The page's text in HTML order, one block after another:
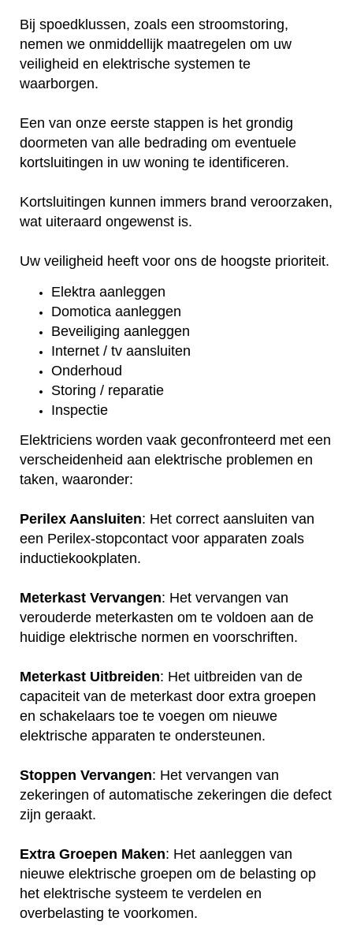
Bij spoedklussen, zoals een stroomstoring,
nemen we onmiddellijk maatregelen om uw
veiligheid en elektrische systemen te
waarborgen.
Een van onze eerste stappen is het grondig
doormeten van alle bedrading om eventuele
kortsluitingen in uw woning te identificeren.
Kortsluitingen kunnen immers brand veroorzaken,
wat uiteraard ongewenst is.
Uw veiligheid heeft voor ons de hoogste prioriteit.
Elektra aanleggen
Domotica aanleggen
Beveiliging aanleggen
Internet / tv aansluiten
Onderhoud
Storing / reparatie
Inspectie
Elektriciens worden vaak geconfronteerd met een
verscheidenheid aan elektrische problemen en
taken, waaronder:
Perilex Aansluiten: Het correct aansluiten van
een Perilex-stopcontact voor apparaten zoals
inductiekookplaten.
Meterkast Vervangen: Het vervangen van
verouderde meterkasten om te voldoen aan de
huidige elektrische normen en voorschriften.
Meterkast Uitbreiden: Het uitbreiden van de
capaciteit van de meterkast door extra groepen
en schakelaars toe te voegen om nieuwe
elektrische apparaten te ondersteunen.
Stoppen Vervangen: Het vervangen van
zekeringen of automatische zekeringen die defect
zijn geraakt.
Extra Groepen Maken: Het aanleggen van
nieuwe elektrische groepen om de belasting op
het elektrische systeem te verdelen en
overbelasting te voorkomen.